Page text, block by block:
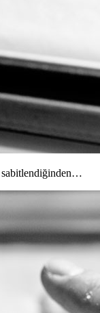
sabitlendiğinden…